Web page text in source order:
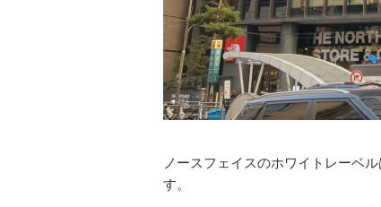
ノースフェイスのホワイトレーベ
す。